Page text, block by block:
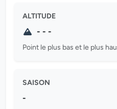
ALTITUDE
- - -
Point le plus bas et le plus
SAISON
-